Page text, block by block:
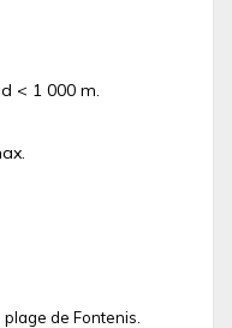
< 1 000 m.
de Fontenis.